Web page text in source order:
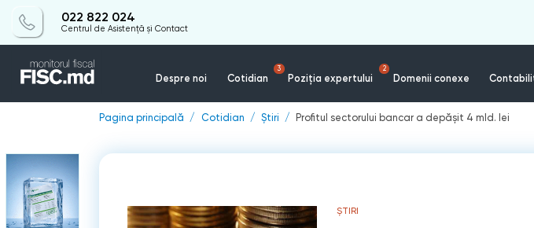
022 822 024
Centrul de Asistență și Contact
Despre noi Cotidian
3
Poziția expertului
2
Domenii conexe
Pagina principală Cotidian Știri Profitul sectorului bancar a depășit 4 mld. lei
ȘTIRI